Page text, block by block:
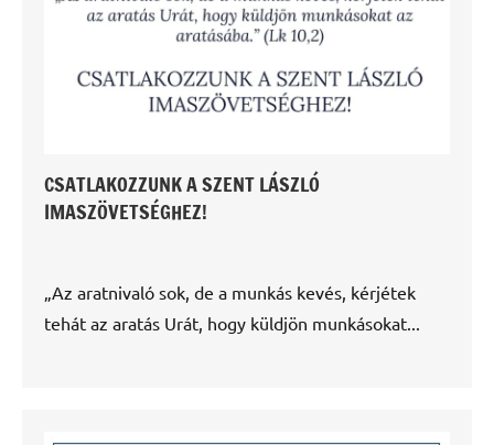
CSATLAKOZZUNK A SZENT LÁSZLÓ
IMASZÖVETSÉGHEZ!
„Az aratnivaló sok, de a munkás kevés, kérjétek
tehát az aratás Urát, hogy küldjön munkásokat...